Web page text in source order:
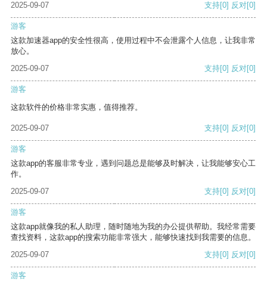
2025-09-07
支持[0] 反对[0]
游客
这款加速器app的安全性很高，使用过程中不会泄露个人信息，让我非常
放心。
2025-09-07
支持[0] 反对[0]
游客
这款软件的价格非常实惠，值得推荐。
2025-09-07 支持[0] 反对[0]
游客
这款app的客服非常专业，遇到问题总是能够及时解决，让我能够安心工
作。
2025-09-07
支持[0] 反对[0]
游客
这款app就像我的私人助理，随时随地为我的办公提供帮助。我经常需要
查找资料，这款app的搜索功能非常强大，能够快速找到我需要的信息。
2025-09-07
支持[0] 反对[0]
游客